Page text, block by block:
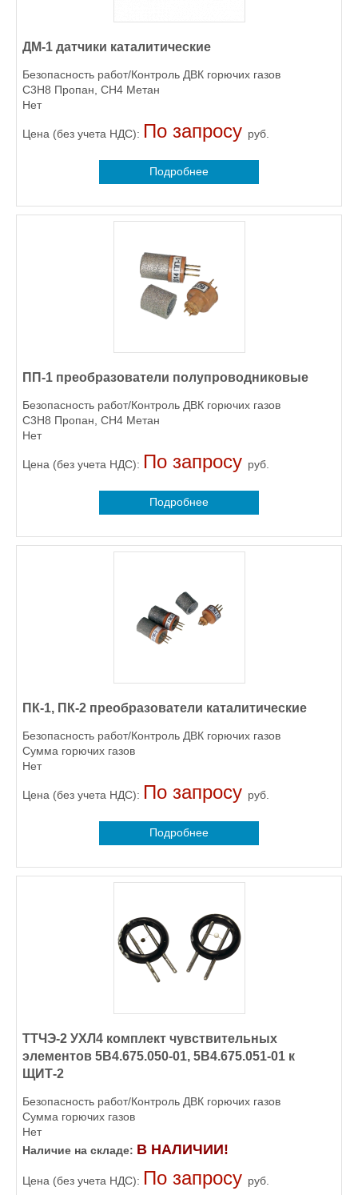
ДМ-1 датчики каталитические
Безопасность работ/Контроль ДВК горючих газов
C3H8 Пропан, CH4 Метан
Нет
Цена (без учета НДС): По запросу руб.
Подробнее
ПП-1 преобразователи полупроводниковые
Безопасность работ/Контроль ДВК горючих газов
C3H8 Пропан, CH4 Метан
Нет
Цена (без учета НДС): По запросу руб.
Подробнее
ПК-1, ПК-2 преобразователи каталитические
Безопасность работ/Контроль ДВК горючих газов
Сумма горючих газов
Нет
Цена (без учета НДС): По запросу руб.
Подробнее
ТТЧЭ-2 УХЛ4 комплект чувствительных
элементов 5В4.675.050-01, 5В4.675.051-01 к
ЩИТ-2
Безопасность работ/Контроль ДВК горючих газов
Сумма горючих газов
Нет
Наличие на складе: В НАЛИЧИИ!
Цена (без учета НДС): По запросу руб.